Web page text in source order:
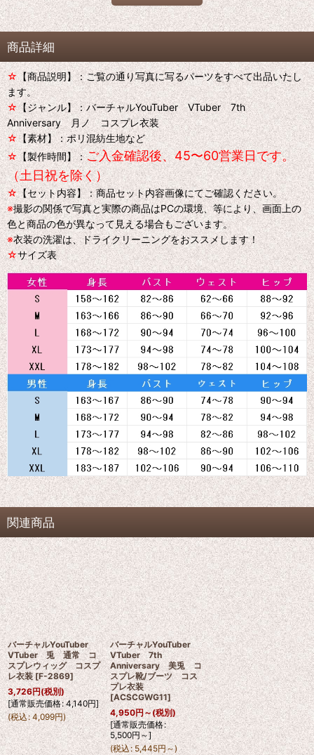
商品詳細
☆【商品説明】：ご覧の通り写真に写るパーツをすべて出品いたし
ます。
☆【ジャンル】：バーチャルYouTuber VTuber 7th
Anniversary 月ノ コスプレ衣装
☆【素材】：ポリ混紡生地など
☆【製作時間】：ご入金確認後、45〜60営業日です。
（土日祝を除く）
☆【セット内容】：商品セット内容画像にてご確認ください。
※撮影の関係で写真と実際の商品はPCの環境、等により、画面上の
色と商品の色が異なって見える場合もございます。
※衣装の洗濯は、ドライクリーニングをおススメします！
☆サイズ表
関連商品
バーチャルYouTuber
VTuber 兎 通常 コ
スプレウィッグ コスプ
レ衣装 [F-2869]
3,726円(税別)
[通常販売価格: 4,140円]
(税込: 4,099円)
バーチャルYouTuber
VTuber 7th
Anniversary 美兎 コ
スプレ靴/ブーツ コス
プレ衣装
[ACSCGWG11]
4,950円～(税別)
[通常販売価格:
5,500円～]
(税込: 5,445円～)